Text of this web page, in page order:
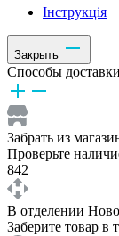
Інструкція
Закрыть
Способы доставки
Забрать из
Проверьте
842
В отделении
Заберите товар в